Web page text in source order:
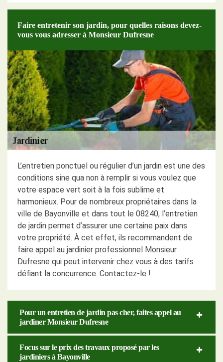
Faire entretenir son jardin, pour quelles raisons devez-
vous vous adresser à Monsieur Dufresne
L’entretien ponctuel ou régulier d’un jardin est une des
conditions sine qua non à remplir si vous voulez que
votre espace vert soit à la fois sublime et
harmonieux. Pour de nombreux propriétaires dans la
ville de Bayonville et dans tout le 08240, l’entretien
de jardin permet d’assurer une certaine paix dans
votre propriété. À cet effet, ils recommandent de
faire appel au jardinier professionnel Monsieur
Dufresne qui peut intervenir chez vous à des tarifs
défiant la concurrence. Contactez-le !
Pour un entretien de jardin pas cher, faites appel au
jardiner Monsieur Dufresne
Focus sur le prix des travaux proposé par les
jardiniers à Bayonville